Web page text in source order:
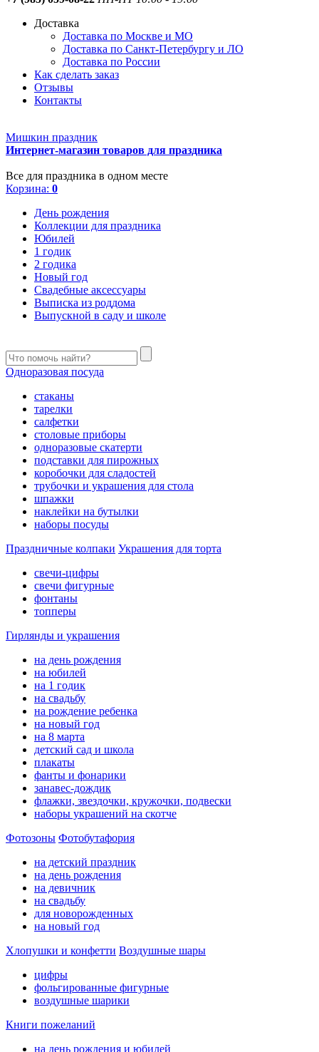
Доставка
Доставка по Москве и МО
Доставка по Санкт-Петербургу и ЛО
Доставка по России
Как сделать заказ
Отзывы
Контакты
Мишкин праздник
Интернет-магазин товаров для праздника
Все для праздника в одном месте
Корзина: 0
День рождения
Коллекции для праздника
Юбилей
1 годик
2 годика
Новый год
Свадебные аксессуары
Выписка из роддома
Выпускной в саду и школе
Одноразовая посуда
стаканы
тарелки
салфетки
столовые приборы
одноразовые скатерти
подставки для пирожных
коробочки для сладостей
трубочки и украшения для стола
шпажки
наклейки на бутылки
наборы посуды
Праздничные колпаки Украшения для торта
свечи-цифры
свечи фигурные
фонтаны
топперы
Гирлянды и украшения
на день рождения
на юбилей
на 1 годик
на свадьбу
на рождение ребенка
на новый год
на 8 марта
детский сад и школа
плакаты
фанты и фонарики
занавес-дождик
флажки, звездочки, кружочки, подвески
наборы украшений на скотче
Фотозоны Фотобутафория
на детский праздник
на день рождения
на девичник
на свадьбу
для новорожденных
на новый год
Хлопушки и конфетти Воздушные шары
цифры
фольгированные фигурные
воздушные шарики
Книги пожеланий
на день рождения и юбилей